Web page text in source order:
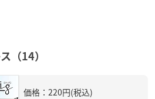
（14）
価格：220円(税込)